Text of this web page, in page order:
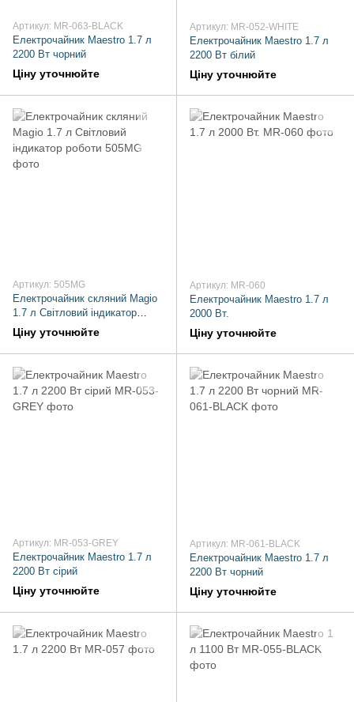
Артикул: MR-063-BLACK
Електрочайник Maestro 1.7 л
2200 Вт чорний
Ціну уточнюйте
Артикул: MR-052-WHITE
Електрочайник Maestro 1.7 л
2200 Вт білий
Ціну уточнюйте
Артикул: 505MG
Електрочайник скляний Magio
1.7 л Світловий індикатор
роботи
Ціну уточнюйте
Артикул: MR-060
Електрочайник Maestro 1.7 л
2000 Вт.
Ціну уточнюйте
Артикул: MR-053-GREY
Електрочайник Maestro 1.7 л
2200 Вт сірий
Ціну уточнюйте
Артикул: MR-061-BLACK
Електрочайник Maestro 1.7 л
2200 Вт чорний
Ціну уточнюйте